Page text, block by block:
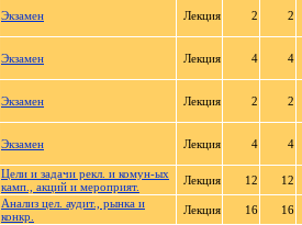
Экзамен Лекция 2 2
Экзамен Лекция 4 4
Экзамен Лекция 2 2
Экзамен Лекция 4 4
Цели и задачи рекл. и комун-ых
камп., акций и мероприят.
Лекция 12 12
Анализ цел. аудит., рынка и
конкр.
Лекция 16 16